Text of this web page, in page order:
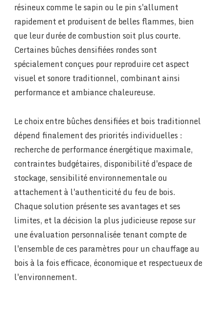
résineux comme le sapin ou le pin s'allument
rapidement et produisent de belles flammes, bien
que leur durée de combustion soit plus courte.
Certaines bûches densifiées rondes sont
spécialement conçues pour reproduire cet aspect
visuel et sonore traditionnel, combinant ainsi
performance et ambiance chaleureuse.
Le choix entre bûches densifiées et bois traditionnel
dépend finalement des priorités individuelles :
recherche de performance énergétique maximale,
contraintes budgétaires, disponibilité d'espace de
stockage, sensibilité environnementale ou
attachement à l'authenticité du feu de bois.
Chaque solution présente ses avantages et ses
limites, et la décision la plus judicieuse repose sur
une évaluation personnalisée tenant compte de
l'ensemble de ces paramètres pour un chauffage au
bois à la fois efficace, économique et respectueux de
l'environnement.